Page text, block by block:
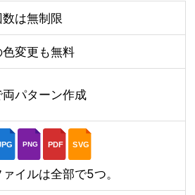
は無制限
色変更も無料
パターン作成
PNG PDF SVG
イルは全部で5つ。